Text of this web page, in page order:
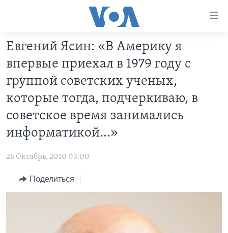
Перейти
на
основной
контент
Перейти
основной
навигации
Перейти
ПРОГРАММЫ
АМЕРИКА
ИТОГИ
ДЕТАЛИ
АМЕРИКА. БОЛЬШОЕ ПУТЕШЕСТВИЕ
ПРОЕКТЫ
НАША АМЕРИКАНСКАЯ ИСТОРИЯ
АМЕРИКАНСКИЕ ГОРОДКИ
ЭКСПЕРТИЗА
ИНТЕРВЬЮ
ЗА СВОБОДУ ПРЕССЫ
УЧИМ АНГЛИЙСКИЙ
ПОДПИСКА НА НОВОСТИ
Евгений Ясин: «В Америку я
впервые приехал в 1979 году с
группой советских ученых,
которые тогда, подчеркиваю, в
советское время занимались
информатикой...»
25 Октябрь, 2010 03:00
Поделиться